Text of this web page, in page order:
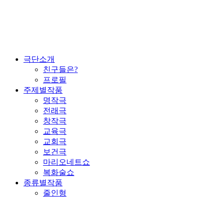
극단소개
친구들은?
프로필
주제별작품
명작극
전래극
창작극
교육극
교회극
보건극
마리오네트쇼
복화술쇼
종류별작품
줄인형